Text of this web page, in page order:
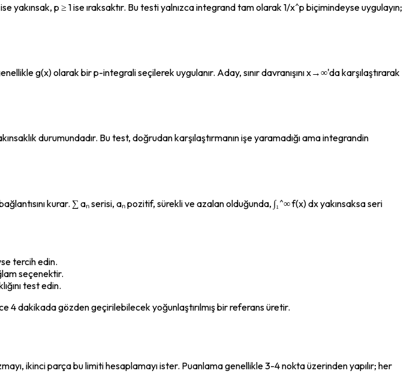
yakınsak, p ≥ 1 ise ıraksaktır. Bu testi yalnızca integrand tam olarak 1/x^p biçimindeyse uygulayın;
g(x) olarak bir p-integrali seçilerek uygulanır. Aday, sınır davranışını x→∞'da karşılaştırarak
durumundadır. Bu test, doğrudan karşılaştırmanın işe yaramadığı ama integrandin
kurar. ∑ aₙ serisi, aₙ pozitif, sürekli ve azalan olduğunda, ∫₁^∞ f(x) dx yakınsaksa seri
tercih edin.
seçenektir.
test edin.
4 dakikada gözden geçirilebilecek yoğunlaştırılmış bir referans üretir.
ikinci parça bu limiti hesaplamayı ister. Puanlama genellikle 3-4 nokta üzerinden yapılır; her